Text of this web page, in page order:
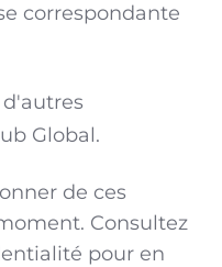
correspondante
Global.
de ces
Consultez
pour en